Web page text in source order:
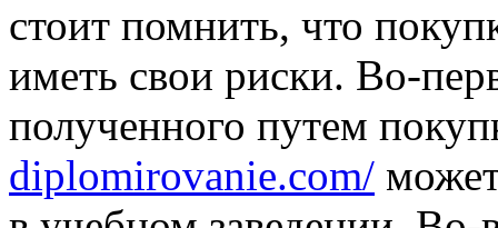
стоит помнить, что
иметь свои риски. Во-
полученного путем
diplomirovanie.com/